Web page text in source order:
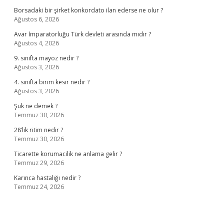
Borsadaki bir şirket konkordato ilan ederse ne olur ?
Ağustos 6, 2026
Avar İmparatorluğu Türk devleti arasında mıdır ?
Ağustos 4, 2026
9. sınıfta mayoz nedir ?
Ağustos 3, 2026
4. sınıfta birim kesir nedir ?
Ağustos 3, 2026
Şuk ne demek ?
Temmuz 30, 2026
28’lik ritim nedir ?
Temmuz 30, 2026
Ticarette korumacilik ne anlama gelir ?
Temmuz 29, 2026
Karınca hastalığı nedir ?
Temmuz 24, 2026